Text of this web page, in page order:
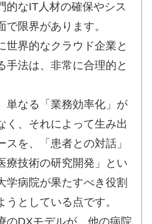
的なIT人材の確保やシス
で限界があります。
世界的なクラウド企業と
手法は、非常に合理的と
単なる「業務効率化」が
く、それによって生み出
スを、「患者との対話」
療技術の研究開発」とい
学病院が果たすべき役割
うとしている点です。